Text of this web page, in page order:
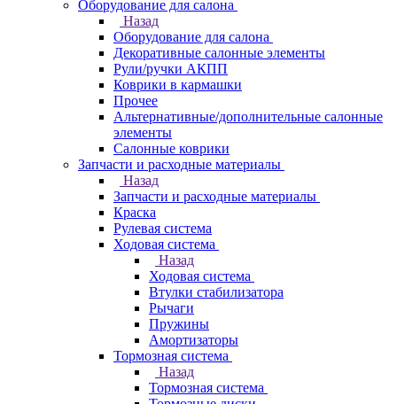
Оборудование для салона
Назад
Оборудование для салона
Декоративные салонные элементы
Рули/ручки АКПП
Коврики в кармашки
Прочее
Альтернативные/дополнительные салонные
элементы
Салонные коврики
Запчасти и расходные материалы
Назад
Запчасти и расходные материалы
Краска
Рулевая система
Ходовая система
Назад
Ходовая система
Втулки стабилизатора
Рычаги
Пружины
Амортизаторы
Тормозная система
Назад
Тормозная система